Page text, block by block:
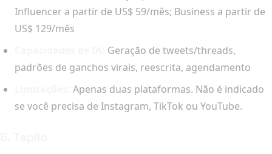
Influencer a partir de US$ 59/mês; Business a partir de
US$ 129/mês
Geração de tweets/threads,
padrões de ganchos virais, reescrita, agendamento
Apenas duas plataformas. Não é indicado
se você precisa de Instagram, TikTok ou YouTube.